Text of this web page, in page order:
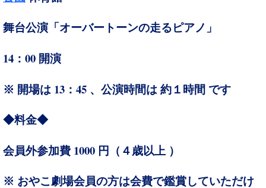
舞台公演「オーバートーンの走るピアノ」
14：00 開演
※ 開場は 13：45 、 公演時間は 約１時間 です
◆料金◆
会員外参加費 1000 円（ ４ 歳以上 ）
※ おやこ劇場会員の方は会費で鑑賞していただけ